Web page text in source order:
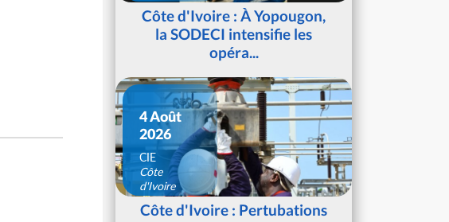
Côte d'Ivoire : À Yopougon,
la SODECI intensifie les
opéra...
4 Août
2026
CIE
Côte
d'Ivoire
Côte d'Ivoire : Pertubations